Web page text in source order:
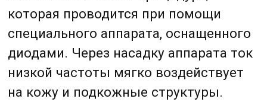
Чтобы воздействие было
максимально комфортным и
плавным, на лицо наносится
контактный гель. Он одновременно
выполняет функцию проводника и
протектора. Перед прохождением